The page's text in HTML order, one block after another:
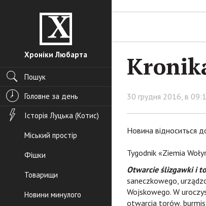
Хроніки Любарта
Пошук
Головне за день
Історія Луцька (Котис)
Міський простір
Фішки
Товарищи
Новини минулого
30 грудня 2016, в
Новина відноситься
Tygodnik «Ziemia
Otwarcie ślizgawki i
saneczkowego,
Wojskowego. W
otwarcia torów,